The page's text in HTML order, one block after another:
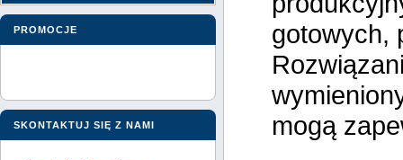
PROMOCJE
SKONTAKTUJ SIĘ Z NAMI
gotowych,
mogą